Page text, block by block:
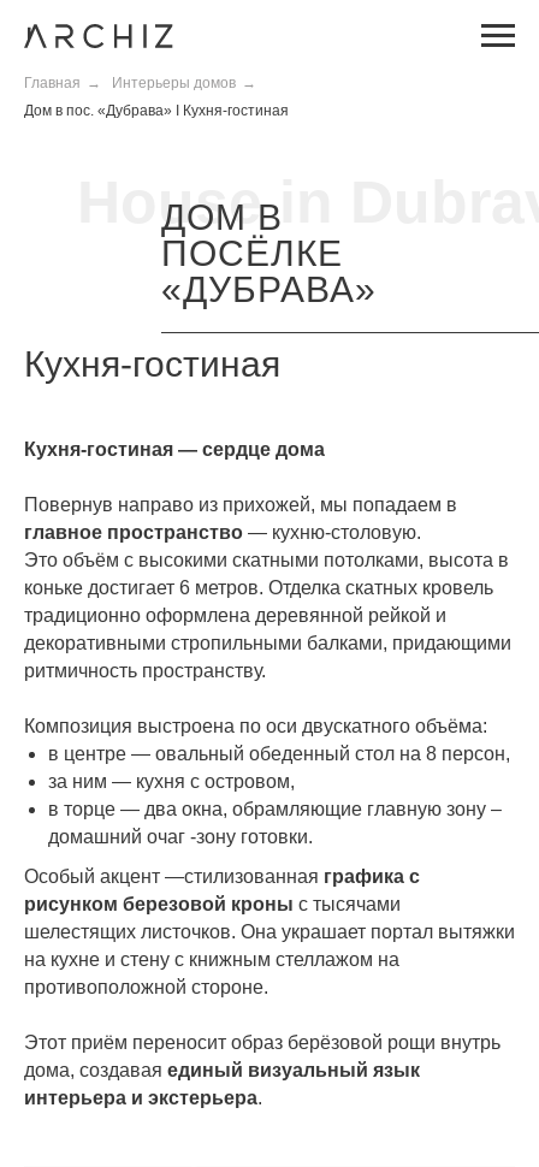
Главная → Интерьеры домов →
Дом в пос. «Дубрава» I Кухня-гостиная
House in
ДОМ В
ПОСЁЛКЕ
«ДУБРАВА»
Кухня-гостиная
Кухня-гостиная — сердце дома
Повернув направо из прихожей, мы попадаем в
главное пространство — кухню-столовую.
Это объём с высокими скатными потолками, высота в
коньке достигает 6 метров. Отделка скатных кровель
традиционно оформлена деревянной рейкой и
декоративными стропильными балками, придающими
ритмичность пространству.
Композиция выстроена по оси двускатного объёма:
в центре — овальный обеденный стол на 8 персон,
за ним — кухня с островом,
в торце — два окна, обрамляющие главную зону –
домашний очаг -зону готовки.
Особый акцент —стилизованная графика с
рисунком березовой кроны с тысячами
шелестящих листочков. Она украшает портал вытяжки
на кухне и стену с книжным стеллажом на
противоположной стороне.
Этот приём переносит образ берёзовой рощи внутрь
дома, создавая единый визуальный язык
интерьера и экстерьера.